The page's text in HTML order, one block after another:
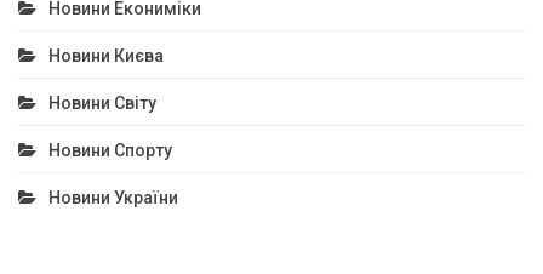
Новини Екониміки
Новини Києва
Новини Світу
Новини Спорту
Новини України